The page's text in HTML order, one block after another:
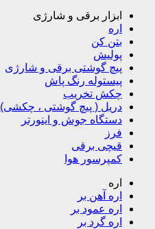
ابزار برقی و شارژی
اره
بتن کن
پولیش
پیچ گوشتی برقی و شارژی
پیستوله رنگ پاش
چکش تخریب
دریل ( پیچ گوشتی ، چکشی)
دستگاه جوش و اینورتر
فرز
قیچی برقی
کمپرسور هوا
اره
اره آهن بر
اره عمود بر
اره گرد بر